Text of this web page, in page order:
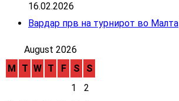
16.02.2026
Вардар прв на турнирот во Малта
August 2026
M
T W T F S
S
1
2